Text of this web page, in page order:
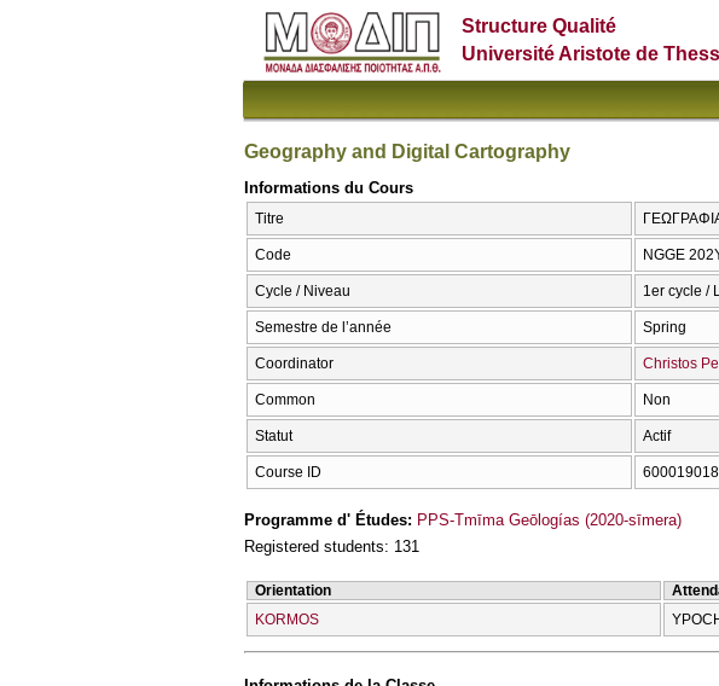
Structure Qualité
Université Aristote de
Geography and Digital Cartography
Informations du Cours
Titre
Code NGGE
Cycle / Niveau 1er cycle /
Semestre de l’année Spring
Coordinator Christos
Common Non
Statut Actif
Course ID 600019018
Programme d' Études: PPS-Tmīma Geōlogías (2020-sīmera)
Registered students: 131
Orientation
KORMOS